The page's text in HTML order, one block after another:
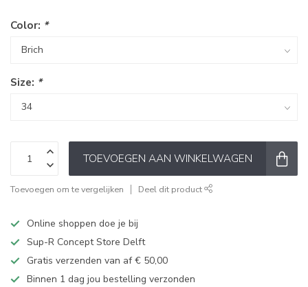
Color: *
Size: *
TOEVOEGEN AAN WINKELWAGEN
Toevoegen om te vergelijken Deel dit product
Online shoppen doe je bij
Sup-R Concept Store Delft
Gratis verzenden van af € 50,00
Binnen 1 dag jou bestelling verzonden